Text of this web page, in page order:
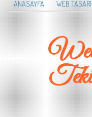
ANASAYFA WEB